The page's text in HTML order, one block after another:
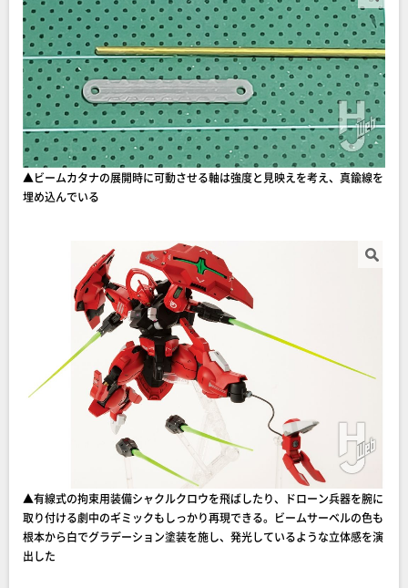
▲ビームカタナの展開時に可動させる軸は強度と見映えを考え、真鍮線を
埋め込んでいる
▲有線式の拘束用装備シャクルクロウを飛ばしたり、ドローン兵器を腕に
取り付ける劇中のギミックもしっかり再現できる。ビームサーベルの色も
根本から白でグラデーション塗装を施し、発光しているような立体感を演
出した